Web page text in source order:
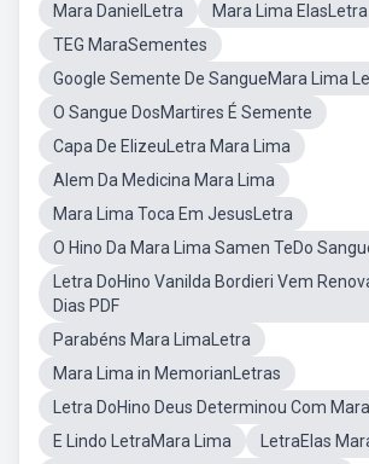
Mara DanielLetra
Mara Lima ElasLetra
TEG MaraSementes
Google Semente De SangueMara Lima
O Sangue DosMartires É Semente
Capa De ElizeuLetra Mara Lima
Alem Da Medicina Mara Lima
Mara Lima Toca Em JesusLetra
O Hino Da Mara Lima Samen TeDo
Letra DoHino Vanilda Bordieri Vem
Dias PDF
Parabéns Mara LimaLetra
Mara Lima in MemorianLetras
Letra DoHino Deus Determinou Com
E Lindo LetraMara Lima
LetraElas